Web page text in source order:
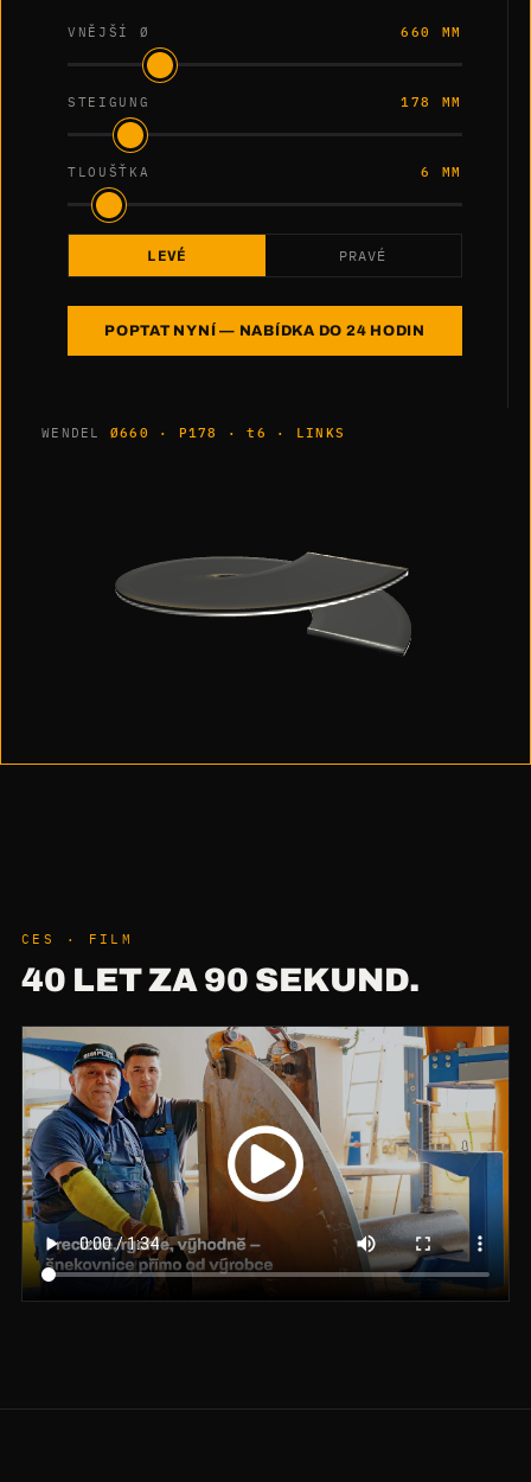
VNĚJŠÍ Ø 660 MM
STEIGUNG 178 MM
TLOUŠŤKA 6 MM
LEVÉ PRAVÉ
POPTAT NYNÍ — NABÍDKA DO 24 HODIN
WENDEL Ø660 · P178 · t6 · LINKS
CES · FILM
40 LET ZA 90 SEKUND.